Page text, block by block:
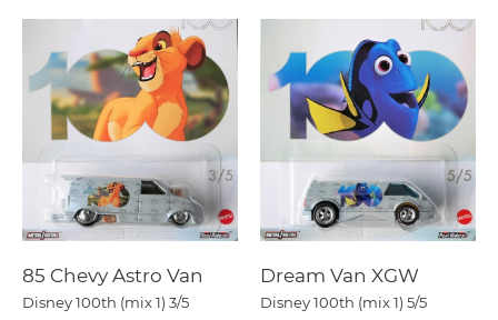
85 Chevy Astro Van
Disney 100th (mix 1) 3/5
Dream Van XGW
Disney 100th (mix 1) 5/5